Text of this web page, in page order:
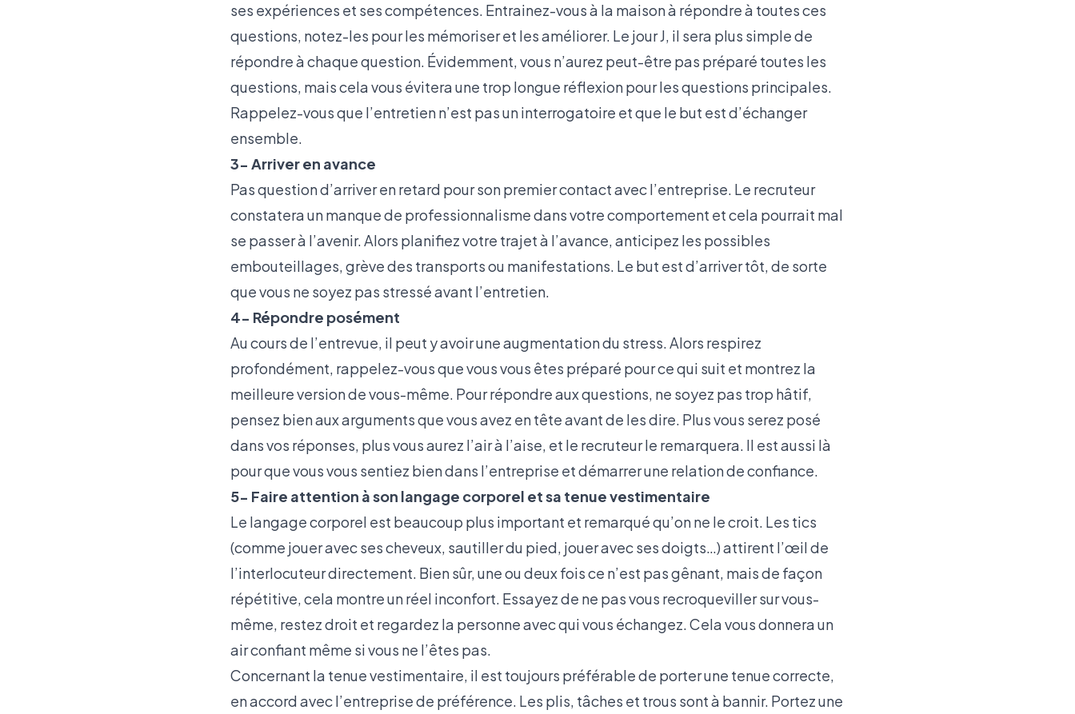
ses expériences et ses compétences. Entrainez-vous à la maison à répondre à toutes ces
questions, notez-les pour les mémoriser et les améliorer. Le jour J, il sera plus simple de
répondre à chaque question. Évidemment, vous n’aurez peut-être pas préparé toutes les
questions, mais cela vous évitera une trop longue réflexion pour les questions principales.
Rappelez-vous que l’entretien n’est pas un interrogatoire et que le but est d’échanger
ensemble.
3- Arriver en avance
Pas question d’arriver en retard pour son premier contact avec l’entreprise. Le recruteur
constatera un manque de professionnalisme dans votre comportement et cela pourrait mal
se passer à l’avenir. Alors planifiez votre trajet à l’avance, anticipez les possibles
embouteillages, grève des transports ou manifestations. Le but est d’arriver tôt, de sorte
que vous ne soyez pas stressé avant l’entretien.
4- Répondre posément
Au cours de l’entrevue, il peut y avoir une augmentation du stress. Alors respirez
profondément, rappelez-vous que vous vous êtes préparé pour ce qui suit et montrez la
meilleure version de vous-même. Pour répondre aux questions, ne soyez pas trop hâtif,
pensez bien aux arguments que vous avez en tête avant de les dire. Plus vous serez posé
dans vos réponses, plus vous aurez l’air à l’aise, et le recruteur le remarquera. Il est aussi là
pour que vous vous sentiez bien dans l’entreprise et démarrer une relation de confiance.
5- Faire attention à son langage corporel et sa tenue vestimentaire
Le langage corporel est beaucoup plus important et remarqué qu’on ne le croit. Les tics
(comme jouer avec ses cheveux, sautiller du pied, jouer avec ses doigts…) attirent l’œil de
l’interlocuteur directement. Bien sûr, une ou deux fois ce n’est pas gênant, mais de façon
répétitive, cela montre un réel inconfort. Essayez de ne pas vous recroqueviller sur vous-
même, restez droit et regardez la personne avec qui vous échangez. Cela vous donnera un
air confiant même si vous ne l’êtes pas.
Concernant la tenue vestimentaire, il est toujours préférable de porter une tenue correcte,
en accord avec l’entreprise de préférence. Les plis, tâches et trous sont à bannir. Portez une